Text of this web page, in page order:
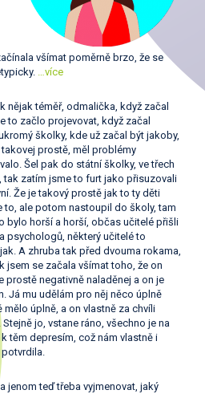
všímat poměrně brzo, že se
…více
nějak téměř, odmalička, když začal
to začlo projevovat, když začal
školky, kde už začal být jakoby,
prostě, měl problémy
Šel pak do státní školky, ve třech
tak zatím jsme to furt jako přisuzovali
Že je takový prostě jak to ty děti
ale potom nastoupil do školy, tam
bylo horší a horší, občas učitelé přišli
psychologů, některý učitelé to
A zhruba tak před dvouma rokama,
jsem se začala všímat toho, že on
prostě negativně naladěnej a on je
Já mu udělám pro něj něco úplně
úplně, a on vlastně za chvíli
Stejně jo, vstane ráno, všechno je na
těm depresím, což nám vlastně i
jenom teď třeba vyjmenovat, jaký